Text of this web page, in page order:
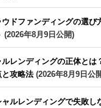
ドファンディングの選び
(2026年8月9日公開)
レンディングの正体とは
と攻略法(2026年8月9日公
ャルレンディングで失敗